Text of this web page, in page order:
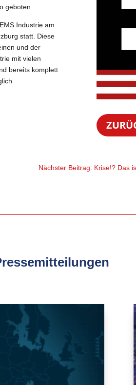
geboten.
Industrie am
statt. Diese
und der
mit vielen
bereits komplett
Nächster Beitrag: Krise!? Das